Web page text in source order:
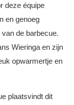
deze équipe
en genoeg
de barbecue.
Wieringa en zijn
opwarmertje en
plaatsvindt dit